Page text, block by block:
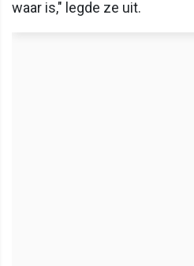
waar is," legde ze uit.